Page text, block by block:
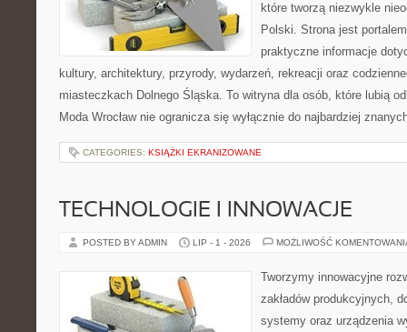
które tworzą niezwykle
Polski. Strona jest
praktyczne informacje
kultury, architektury, przyrody, wydarzeń, rekreacji oraz
miasteczkach Dolnego Śląska. To witryna dla osób, które lubią
Moda Wrocław nie ogranicza się wyłącznie do najbardziej
CATEGORIES: KSIĄŻKI EKRANIZOWANE
TECHNOLOGIE I INNOWACJE
POSTED BY ADMIN LIP - 1 - 2026 MOŻLIWOŚĆ
Tworzymy innowacyjne
zakładów produkcyjnych,
systemy oraz urządzenia